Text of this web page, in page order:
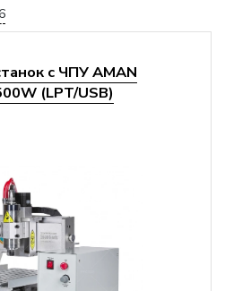
с ЧПУ AMAN
(LPT/USB)